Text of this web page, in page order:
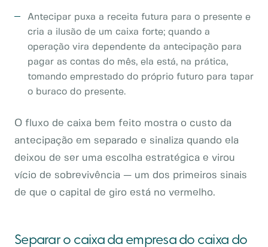
Antecipar puxa a receita futura para o presente e
cria a ilusão de um caixa forte; quando a
operação vira dependente da antecipação para
pagar as contas do mês, ela está, na prática,
tomando emprestado do próprio futuro para tapar
o buraco do presente.
O fluxo de caixa bem feito mostra o custo da
antecipação em separado e sinaliza quando ela
deixou de ser uma escolha estratégica e virou
vício de sobrevivência — um dos primeiros sinais
de que o capital de giro está no vermelho.
Separar o caixa da empresa do caixa do